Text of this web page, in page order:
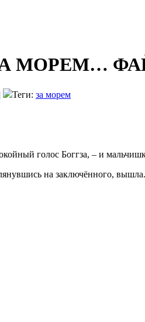
МОРЕМ…
Теги: за морем
голос Боггза, – и
на заключённого, вышла.